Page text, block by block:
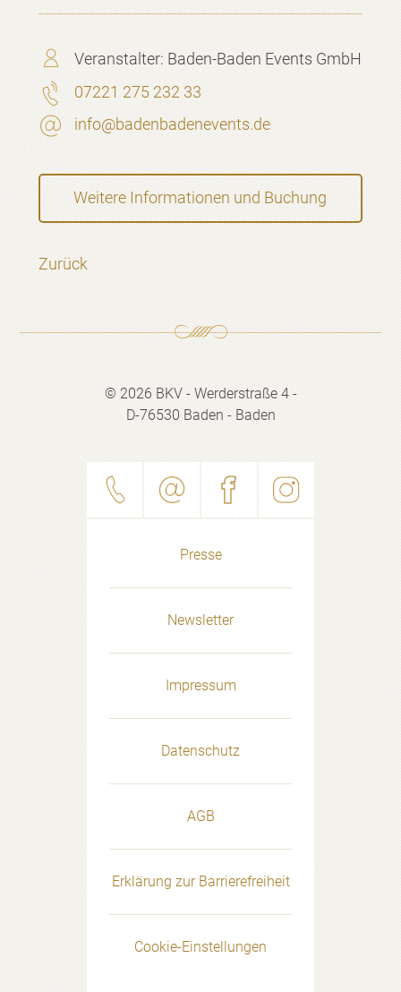
Veranstalter: Baden-Baden Events GmbH
07221 275 232 33
info@badenbadenevents.de
Weitere Informationen und Buchung
Zurück
© 2026 BKV - Werderstraße 4 -
D-76530 Baden - Baden
Presse
Newsletter
Impressum
Datenschutz
AGB
Erklärung zur Barrierefreiheit
Cookie-Einstellungen